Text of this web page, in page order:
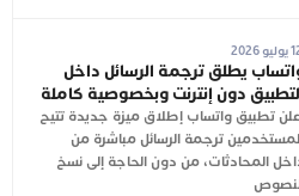
يطلق ترجمة الرسائل داخل
دون إنترنت وبخصوصية كاملة
تطبيق واتساب إطلاق ميزة جديدة تتيح
ترجمة الرسائل مباشرة من
المحادثات، من دون الحاجة إلى نسخ